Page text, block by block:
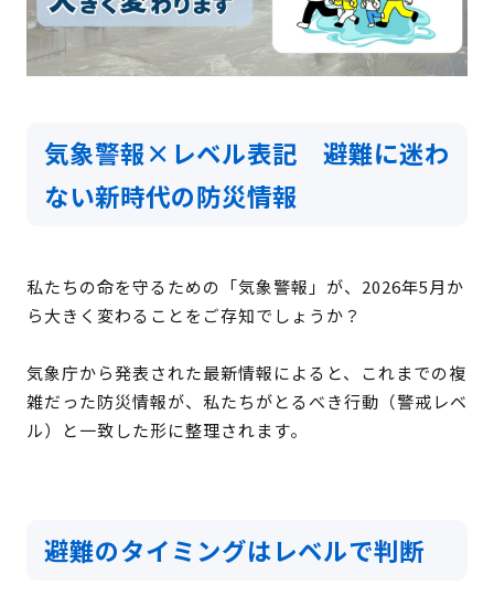
気象警報×レベル表記 避難に迷わ
ない新時代の防災情報
私たちの命を守るための「気象警報」が、2026年5月か
ら大きく変わることをご存知でしょうか？
気象庁から発表された最新情報によると、これまでの複
雑だった防災情報が、私たちがとるべき行動（警戒レベ
ル）と一致した形に整理されます。
避難のタイミングはレベルで判断